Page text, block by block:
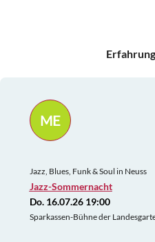
ME
Jazz, Blues, Funk & Soul in Neuss
Jazz­-Sommernacht
Do. 16.07.26 19:00
Sparkassen-Bühne der